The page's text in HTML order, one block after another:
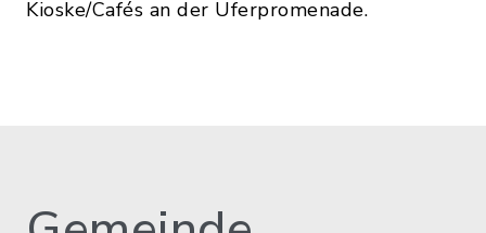
Kioske/Cafés an der Uferpromenade.